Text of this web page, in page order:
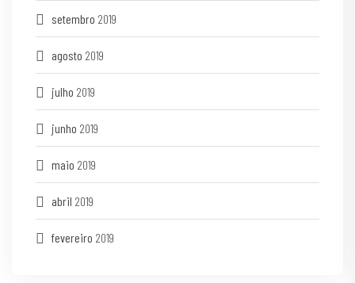
setembro 2019
agosto 2019
julho 2019
junho 2019
maio 2019
abril 2019
fevereiro 2019